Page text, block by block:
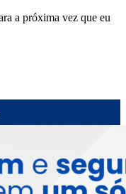
a próxima vez que eu